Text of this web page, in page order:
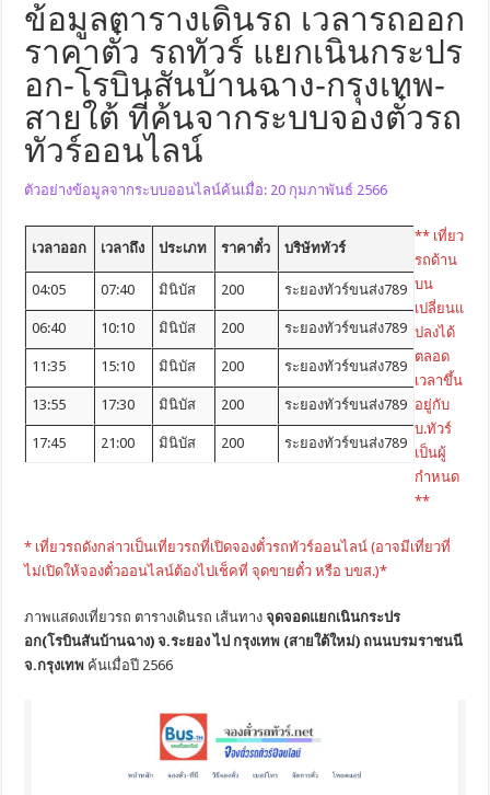
ข้อมูลตารางเดินรถ เวลารถออก
ราคาตั๋ว รถทัวร์ แยกเนินกระปร
อก-โรบินสันบ้านฉาง-กรุงเทพ-
สายใต้ ที่ค้นจากระบบจองตั๋วรถ
ทัวร์ออนไลน์
ตัวอย่างข้อมูลจากระบบออนไลน์ค้นเมื่อ: 20 กุมภาพันธ์ 2566
เวลาออก เวลาถึง ประเภท ราคาตั๋ว บริษัททัวร์
04:05 07:40 มินิบัส 200 ระยองทัวร์ขนส่ง789
06:40 10:10 มินิบัส 200 ระยองทัวร์ขนส่ง789
11:35 15:10 มินิบัส 200 ระยองทัวร์ขนส่ง789
13:55 17:30 มินิบัส 200 ระยองทัวร์ขนส่ง789
17:45 21:00 มินิบัส 200 ระยองทัวร์ขนส่ง789
** เที่ยว
รถด้าน
บน
เปลี่ยนแ
ปลงได้
ตลอด
เวลาขึ้น
อยู่กับ
บ.ทัวร์
เป็นผู้
กำหนด
**
* เที่ยวรถดังกล่าวเป็นเที่ยวรถที่เปิดจองตั๋วรถทัวร์ออนไลน์ (อาจมีเที่ยวที่
ไม่เปิดให้จองตั๋วออนไลน์ต้องไปเช็คที่ จุดขายตั๋ว หรือ บขส.)*
ภาพแสดงเที่ยวรถ ตารางเดินรถ เส้นทางจุดจอดแยกเนินกระปร
อก(โรบินสันบ้านฉาง) จ.ระยอง ไป กรุงเทพ (สายใต้ใหม่) ถนนบรมราชนนี
จ.กรุงเทพ ค้นเมื่อปี 2566